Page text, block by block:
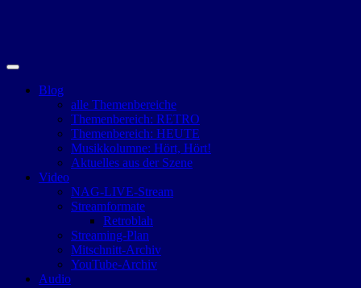
Blog
alle Themenbereiche
Themenbereich: RETRO
Themenbereich: HEUTE
Musikkolumne: Hört, Hört!
Aktuelles aus der Szene
Video
NAG-LIVE-Stream
Streamformate
Retroblah
Streaming-Plan
Mitschnitt-Archiv
YouTube-Archiv
Audio